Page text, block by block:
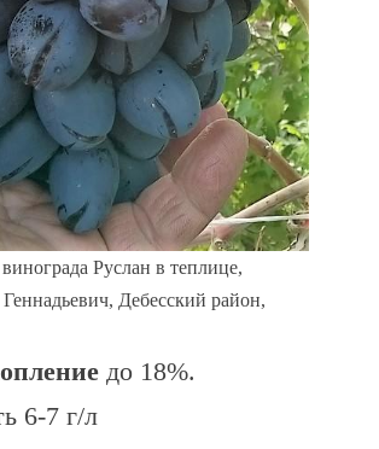
Руслан в теплице,
Дебесский район,
до 18%.
6-7 г/л